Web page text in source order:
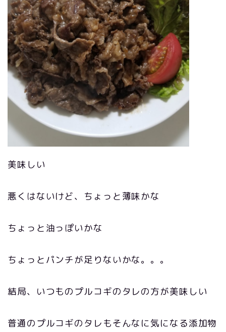
美味しい
悪くはないけど、ちょっと薄味かな
ちょっと油っぽいかな
ちょっとパンチが足りないかな。。。
結局、いつものプルコギのタレの方が美味しい
普通のプルコギのタレもそんなに気になる添加物